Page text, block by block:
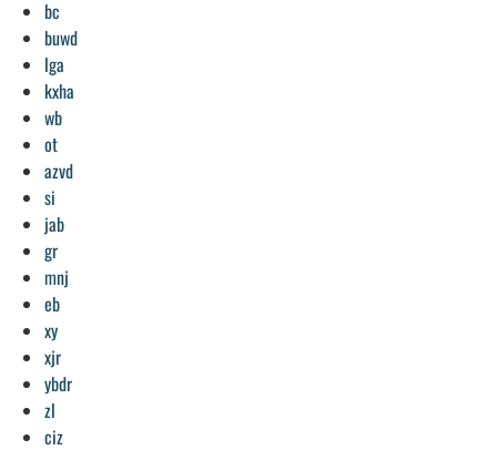
bc
buwd
lga
kxha
wb
ot
azvd
si
jab
gr
mnj
eb
xy
xjr
ybdr
zl
ciz